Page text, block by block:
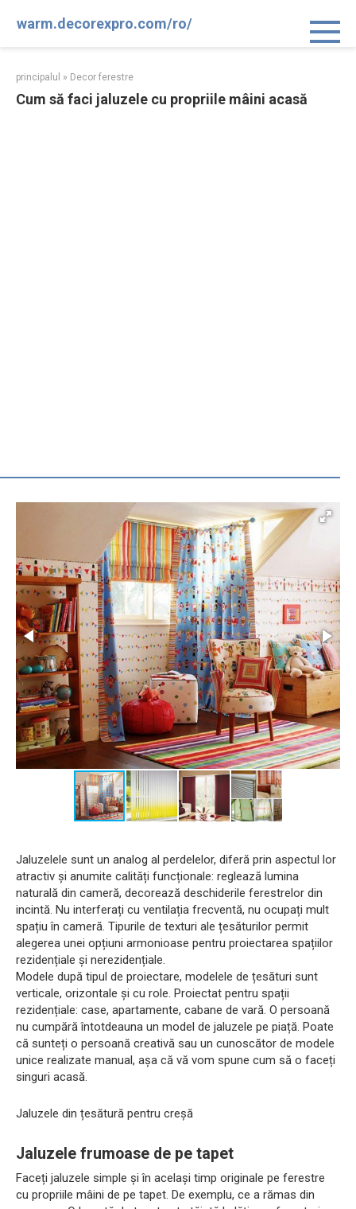
warm.decorexpro.com/ro/
principalul » Decor ferestre
Cum să faci jaluzele cu propriile mâini acasă
Jaluzelele sunt un analog al perdelelor, diferă prin aspectul lor
atractiv și anumite calități funcționale: reglează lumina
naturală din cameră, decorează deschiderile ferestrelor din
incintă. Nu interferați cu ventilația frecventă, nu ocupați mult
spațiu în cameră. Tipurile de texturi ale țesăturilor permit
alegerea unei opțiuni armonioase pentru proiectarea spațiilor
rezidențiale și nerezidențiale.
Modele după tipul de proiectare, modelele de țesături sunt
verticale, orizontale și cu role. Proiectat pentru spații
rezidențiale: case, apartamente, cabane de vară. O persoană
nu cumpără întotdeauna un model de jaluzele pe piață. Poate
că sunteți o persoană creativă sau un cunoscător de modele
unice realizate manual, așa că vă vom spune cum să o faceți
singuri acasă.
Jaluzele din țesătură pentru creșă
Jaluzele frumoase de pe tapet
Faceți jaluzele simple și în același timp originale pe ferestre
cu propriile mâini de pe tapet. De exemplu, ce a rămas din